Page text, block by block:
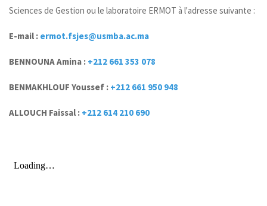
Sciences de Gestion ou le laboratoire ERMOT à l'adresse suivante :
E-mail : ermot.fsjes@usmba.ac.ma
BENNOUNA Amina : +212 661 353 078
BENMAKHLOUF Youssef : +212 661 950 948
ALLOUCH Faissal : +212 614 210 690